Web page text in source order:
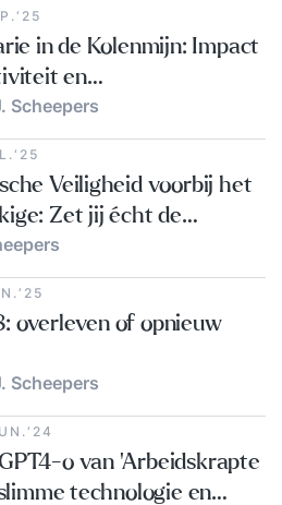
in de Kolenmijn: Impact
en
Bezorgdheid
Scheepers
Veiligheid voorbij het
Zet jij écht de
overleven of opnieuw
Scheepers
o van 'Arbeidskrapte
technologie en